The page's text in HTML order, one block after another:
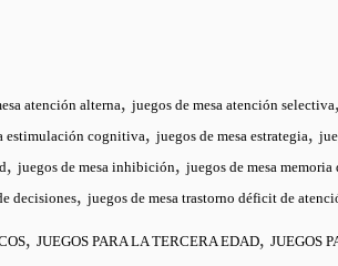
atención alterna, juegos de mesa atención selectiva,
estimulación cognitiva, juegos de mesa estrategia,
, juegos de mesa inhibición, juegos de mesa memoria
decisiones, juegos de mesa trastorno déficit de
, JUEGOS PARA LA TERCERA EDAD, JUEGOS